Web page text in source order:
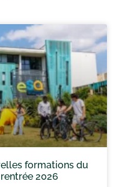
formations du
2026